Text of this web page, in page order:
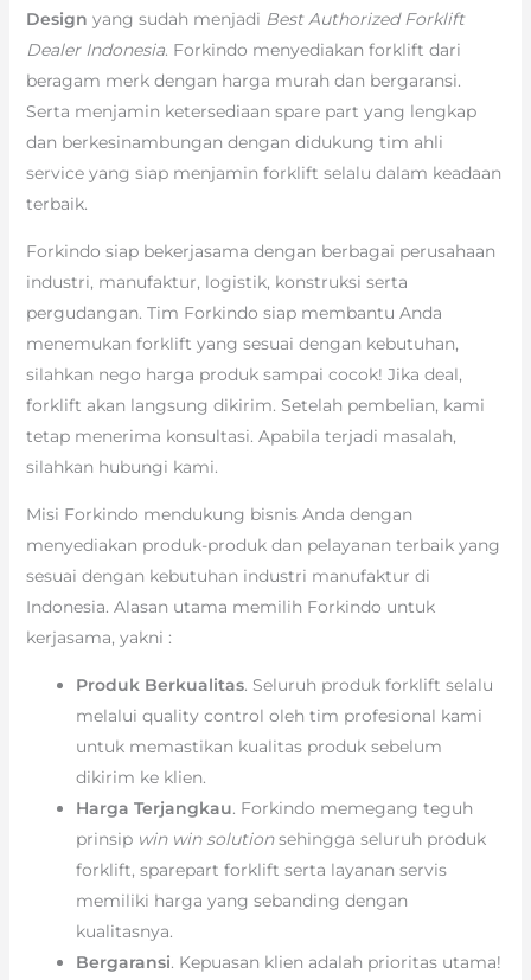
Design yang sudah menjadi Best Authorized Forklift
Dealer Indonesia. Forkindo menyediakan forklift dari
beragam merk dengan harga murah dan bergaransi.
Serta menjamin ketersediaan spare part yang lengkap
dan berkesinambungan dengan didukung tim ahli
service yang siap menjamin forklift selalu dalam keadaan
terbaik.
Forkindo siap bekerjasama dengan berbagai perusahaan
industri, manufaktur, logistik, konstruksi serta
pergudangan. Tim Forkindo siap membantu Anda
menemukan forklift yang sesuai dengan kebutuhan,
silahkan nego harga produk sampai cocok! Jika deal,
forklift akan langsung dikirim. Setelah pembelian, kami
tetap menerima konsultasi. Apabila terjadi masalah,
silahkan hubungi kami.
Misi Forkindo mendukung bisnis Anda dengan
menyediakan produk-produk dan pelayanan terbaik yang
sesuai dengan kebutuhan industri manufaktur di
Indonesia. Alasan utama memilih Forkindo untuk
kerjasama, yakni :
Produk Berkualitas. Seluruh produk forklift selalu
melalui quality control oleh tim profesional kami
untuk memastikan kualitas produk sebelum
dikirim ke klien.
Harga Terjangkau. Forkindo memegang teguh
prinsip win win solutionsehingga seluruh produk
forklift, sparepart forklift serta layanan servis
memiliki harga yang sebanding dengan
kualitasnya.
Bergaransi. Kepuasan klien adalah prioritas utama!